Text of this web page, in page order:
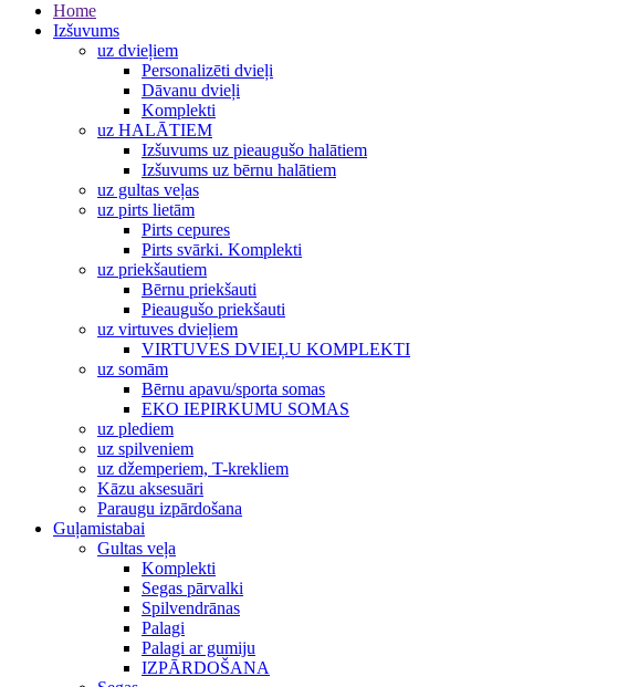
Home
Izšuvums
uz dvieļiem
Personalizēti dvieļi
Dāvanu dvieļi
Komplekti
uz HALĀTIEM
Izšuvums uz pieaugušo halātiem
Izšuvums uz bērnu halātiem
uz gultas veļas
uz pirts lietām
Pirts cepures
Pirts svārki. Komplekti
uz priekšautiem
Bērnu priekšauti
Pieaugušo priekšauti
uz virtuves dvieļiem
VIRTUVES DVIEĻU KOMPLEKTI
uz somām
Bērnu apavu/sporta somas
EKO IEPIRKUMU SOMAS
uz plediem
uz spilveniem
uz džemperiem, T-krekliem
Kāzu aksesuāri
Paraugu izpārdošana
Guļamistabai
Gultas veļa
Komplekti
Segas pārvalki
Spilvendrānas
Palagi
Palagi ar gumiju
IZPĀRDOŠANA